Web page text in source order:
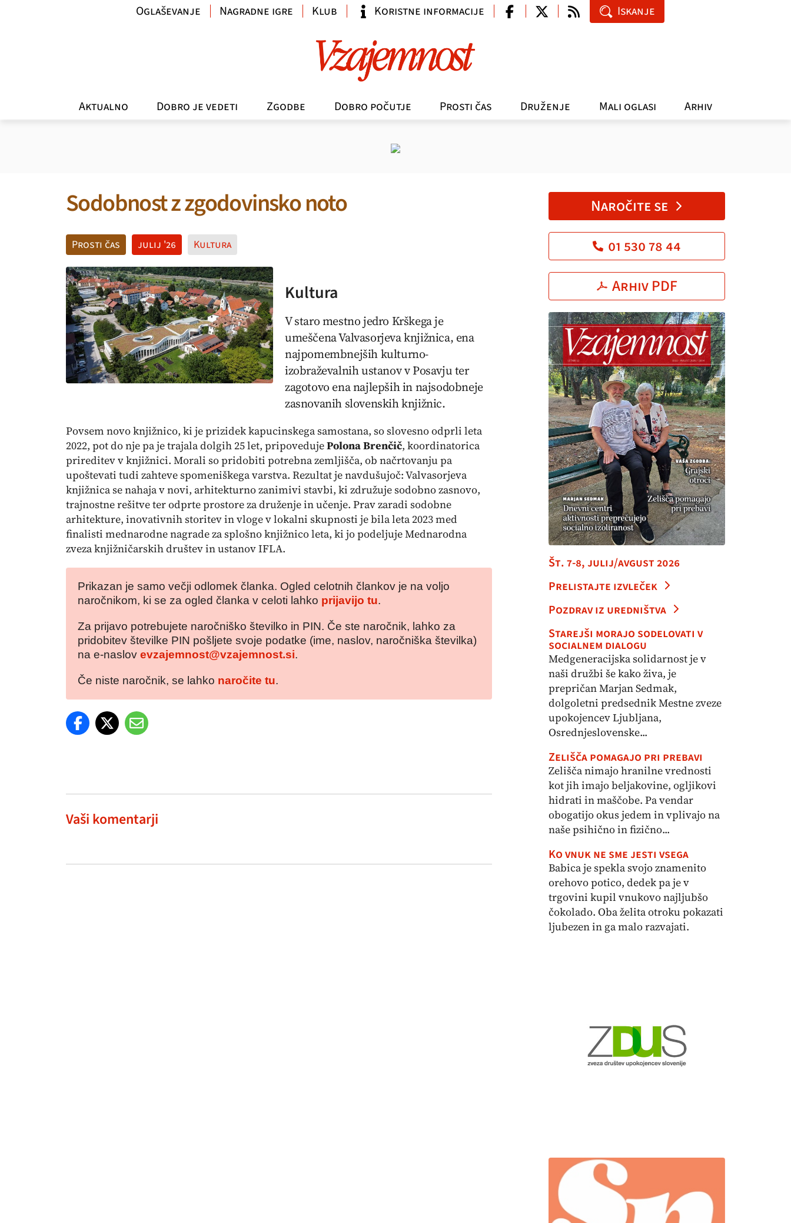
Aktualno Dobro je vedeti Zgodbe Dobro počutje Prosti čas Druženje Mali oglasi Arhiv
Oglaševanje Nagradne igre Klub Koristne informacije Iskanje
Sodobnost z zgodovinsko noto
Prosti čas julij '26 Kultura
Kultura
V staro mestno jedro Krškega je
umeščena Valvasorjeva knjižnica, ena
najpomembnejših kulturno-
izobraževalnih ustanov v Posavju ter
zagotovo ena najlepših in najsodobneje
zasnovanih slovenskih knjižnic.
Povsem novo knjižnico, ki je prizidek kapucinskega samostana, so slovesno odprli leta
2022, pot do nje pa je trajala dolgih 25 let, pripovedujePolona Brenčič, koordinatorica
prireditev v knjižnici. Morali so pridobiti potrebna zemljišča, ob načrtovanju pa
upoštevati tudi zahteve spomeniškega varstva. Rezultat je navdušujoč: Valvasorjeva
knjižnica se nahaja v novi, arhitekturno zanimivi stavbi, ki združuje sodobno zasnovo,
trajnostne rešitve ter odprte prostore za druženje in učenje. Prav zaradi sodobne
arhitekture, inovativnih storitev in vloge v lokalni skupnosti je bila leta 2023 med
finalisti mednarodne nagrade za splošno knjižnico leta, ki jo podeljuje Mednarodna
zveza knjižničarskih društev in ustanov IFLA.
Prikazan je samo večji odlomek članka. Ogled celotnih člankov je na voljo
naročnikom, ki se za ogled članka v celoti lahko prijavijo tu.
Za prijavo potrebujete naročniško številko in PIN. Če ste naročnik, lahko za
pridobitev številke PIN pošljete svoje podatke (ime, naslov, naročniška številka)
na e-naslov evzajemnost@vzajemnost.si.
Če niste naročnik, se lahko naročite tu.
Vaši komentarji
Naročite se
01 530 78 44
Arhiv PDF
Št. 7-8, julij/avgust 2026
Prelistajte izvleček
Pozdrav iz uredništva
Starejši morajo sodelovati v
socialnem dialogu
Medgeneracijska solidarnost je v
naši družbi še kako živa, je
prepričan Marjan Sedmak,
dolgoletni predsednik Mestne zveze
upokojencev Ljubljana,
Osrednjeslovenske...
Zelišča pomagajo pri prebavi
Zelišča nimajo hranilne vrednosti
kot jih imajo beljakovine, ogljikovi
hidrati in maščobe. Pa vendar
obogatijo okus jedem in vplivajo na
naše psihično in fizično...
Ko vnuk ne sme jesti vsega
Babica je spekla svojo znamenito
orehovo potico, dedek pa je v
trgovini kupil vnukovo najljubšo
čokolado. Oba želita otroku pokazati
ljubezen in ga malo razvajati.